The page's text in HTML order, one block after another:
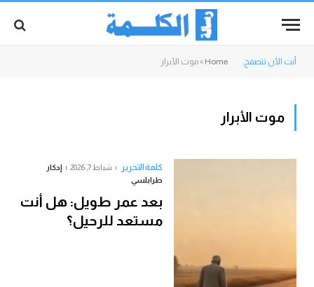
أنت الآن تتصفح: Home
»موت الأبرار
موت الأبرار
كلمة التحرير شباط 7, 2026
إدكار
طرابلسي
بعد عمر طويل: هل أنت
مستعد للرحيل؟